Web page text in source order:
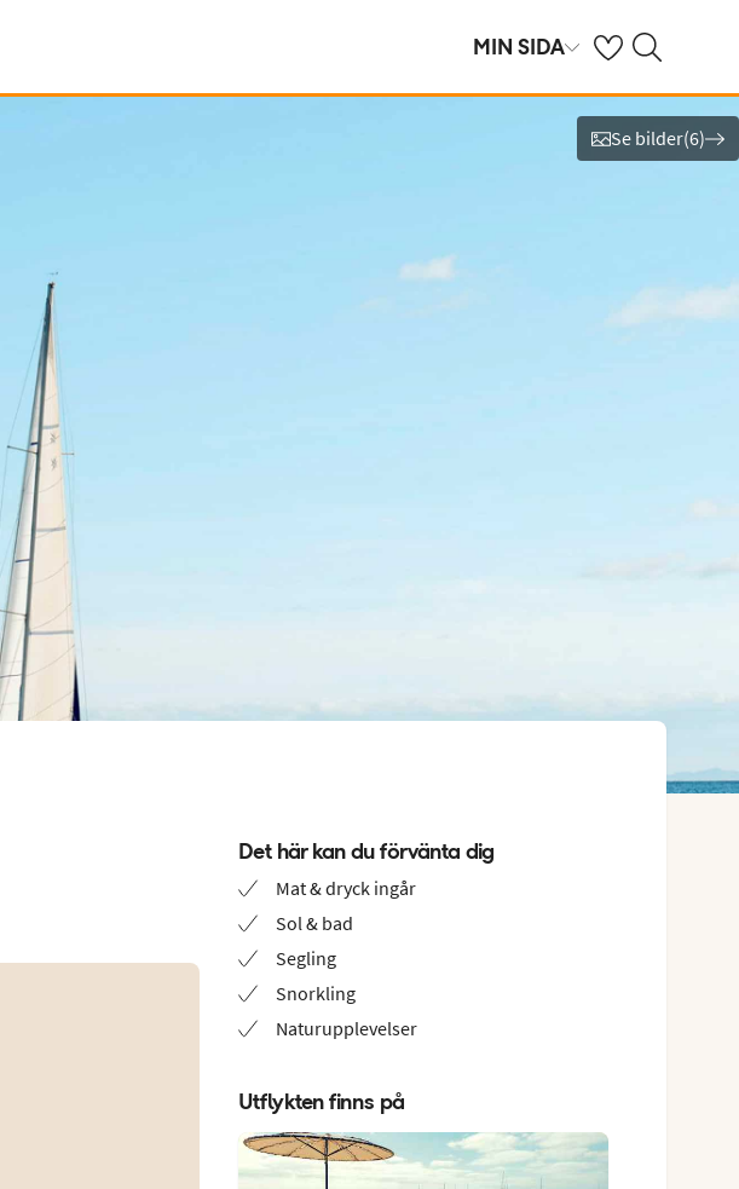
MIN SIDA Se dina sparade
Sök på ving.se
Se bilder(6)
Det här kan du förvänta dig
Mat & dryck ingår
Sol & bad
Segling
Snorkling
Naturupplevelser
Utflykten finns på